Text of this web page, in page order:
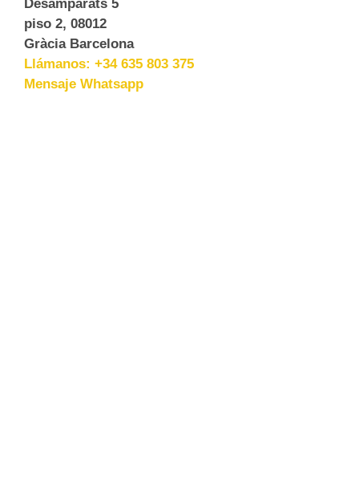
Desamparats 5
piso 2, 08012
Gràcia Barcelona
Llámanos: +34 635 803 375
Mensaje Whatsapp